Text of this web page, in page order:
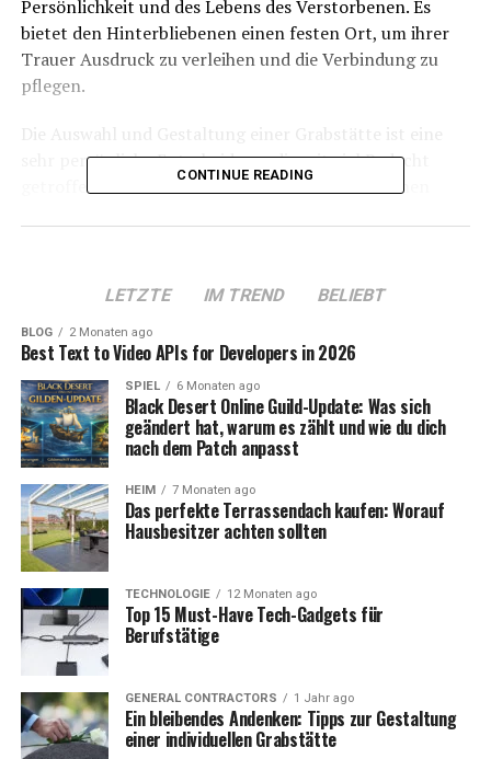
Persönlichkeit und des Lebens des Verstorbenen. Es
bietet den Hinterbliebenen einen festen Ort, um ihrer
Trauer Ausdruck zu verleihen und die Verbindung zu
pflegen.
Die Auswahl und Gestaltung einer Grabstätte ist eine
sehr persönliche Entscheidung, die mit viel Bedacht
getroffen werden sollte. Dieser Artikel bietet Ihnen
Table of Contents
Die Wahl des Materials: Basis für Ausdruck und
Beständigkeit
Symbolik und Gravuren: Eine persönliche
Botschaft
Accessoires
Die Form des Grabmals: Ästhetik und Ausdruck
Einbindung persönlicher Elemente: Eine
einzigartige Note
Die Wahl des Materials: Basis
für Ausdruck und Beständigkeit
CONTINUE READING
LETZTE IM TREND BELIEBT
BLOG 2 Monaten ago
Best Text to Video APIs for Developers in 2026
SPIEL 6 Monaten ago
Black Desert Online Guild-Update: Was sich
geändert hat, warum es zählt und wie du dich
nach dem Patch anpasst
HEIM 7 Monaten ago
Das perfekte Terrassendach kaufen: Worauf
Hausbesitzer achten sollten
TECHNOLOGIE 12 Monaten ago
Top 15 Must-Have Tech-Gadgets für
Berufstätige
GENERAL CONTRACTORS 1 Jahr ago
Ein bleibendes Andenken: Tipps zur Gestaltung
einer individuellen Grabstätte